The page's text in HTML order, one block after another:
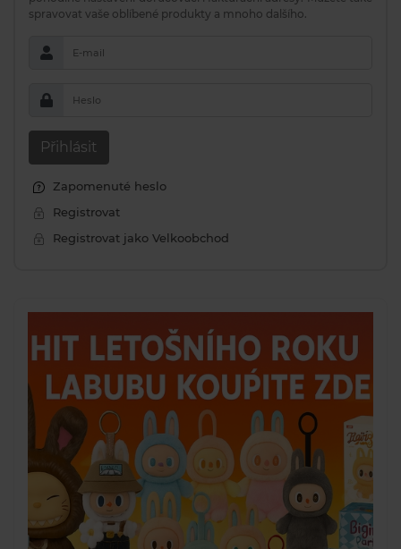
spravovat vaše oblíbené produkty a mnoho dalšího.
E-mail
Heslo
Přihlásit
Zapomenuté heslo
Registrovat
Registrovat jako Velkoobchod